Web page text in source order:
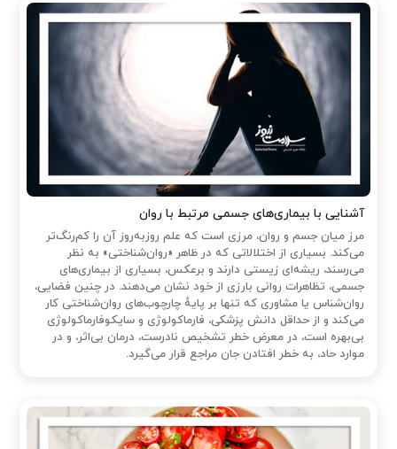
آشنایی با بیماری‌های جسمی مرتبط با روان
مرز میان جسم و روان، مرزی است که علم روزبه‌روز آن را کم‌رنگ‌تر
می‌کند. بسیاری از اختلالاتی که در ظاهر «روان‌شناختی» به نظر
می‌رسند، ریشه‌ای زیستی دارند و برعکس، بسیاری از بیماری‌های
جسمی، تظاهرات روانی بارزی از خود نشان می‌دهند. در چنین فضایی،
روان‌شناس یا مشاوری که تنها بر پایهٔ چارچوب‌های روان‌شناختی کار
می‌کند و از حداقل دانش پزشکی، فارماکولوژی و سایکوفارماکولوژی
بی‌بهره است، در معرض خطر تشخیص نادرست، درمان بی‌اثر، و در
موارد حاد، به خطر افتادن جان مراجع قرار می‌گیرد.